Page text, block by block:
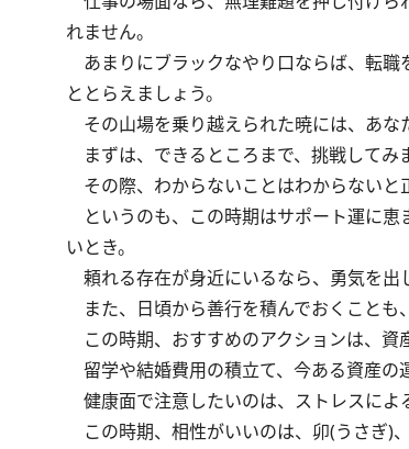
れません。
あまりにブラックなやり口ならば、転職
ととらえましょう。
その山場を乗り越えられた暁には、あな
まずは、できるところまで、挑戦してみ
その際、わからないことはわからないと
というのも、この時期はサポート運に恵
いとき。
頼れる存在が身近にいるなら、勇気を出
また、日頃から善行を積んでおくことも
この時期、おすすめのアクションは、資
留学や結婚費用の積立て、今ある資産の
健康面で注意したいのは、ストレスによ
この時期、相性がいいのは、卯(うさぎ)